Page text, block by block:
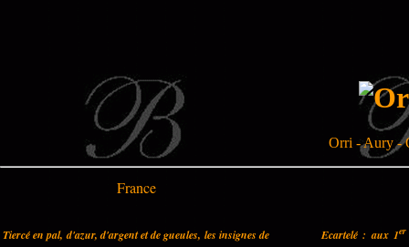
Orri - Aury -
France
Tiercé en pal, d'azur, d'argent et de gueules, les insignes de
Ecartelé : aux 1er